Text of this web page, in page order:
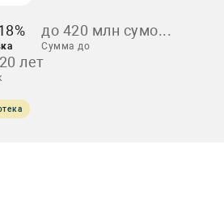
до 420 млн сумо...
Сумма до
лет